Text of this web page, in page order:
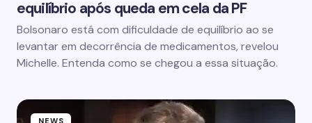
equilíbrio após queda em cela da PF
Bolsonaro está com dificuldade de equilíbrio ao se
levantar em decorrência de medicamentos, revelou
Michelle. Entenda como se chegou a essa situação.
NEWS